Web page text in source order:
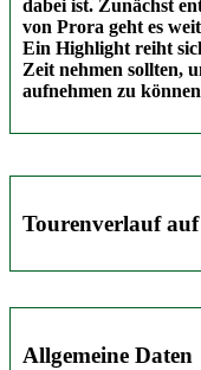
dabei ist. Zunächst
von Prora geht es
Ein Highlight reiht
Zeit nehmen sollten,
aufnehmen zu
Tourenverlauf
Allgemeine Daten